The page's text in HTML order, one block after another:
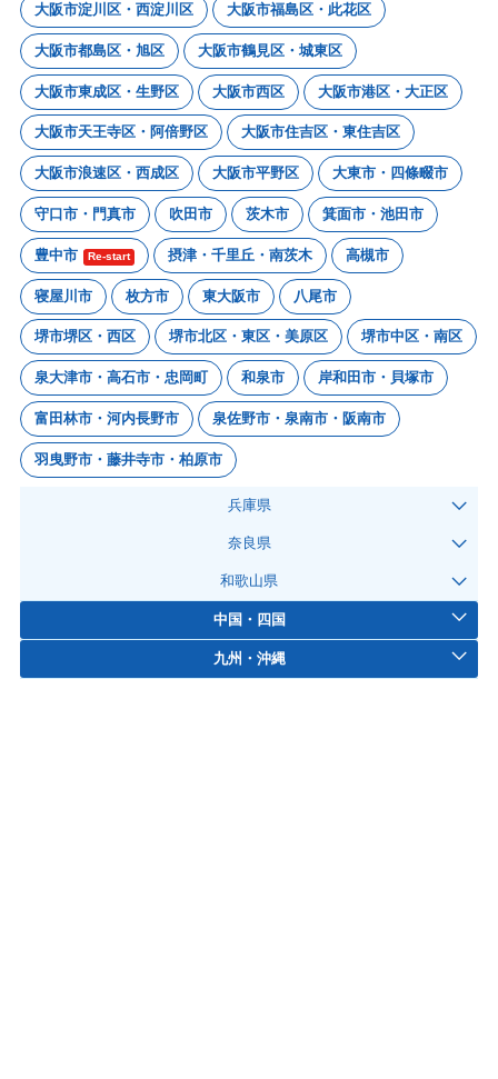
大阪市淀川区・西淀川区 大阪市福島区・此花区
大阪市都島区・旭区 大阪市鶴見区・城東区
大阪市東成区・生野区 大阪市西区 大阪市港区・大正区
大阪市天王寺区・阿倍野区 大阪市住吉区・東住吉区
大阪市浪速区・西成区 大阪市平野区 大東市・四條畷市
守口市・門真市 吹田市 茨木市 箕面市・池田市
豊中市 Re-start 摂津・千里丘・南茨木 高槻市
寝屋川市 枚方市 東大阪市 八尾市
堺市堺区・西区 堺市北区・東区・美原区 堺市中区・南区
泉大津市・高石市・忠岡町 和泉市 岸和田市・貝塚市
富田林市・河内長野市 泉佐野市・泉南市・阪南市
羽曳野市・藤井寺市・柏原市
兵庫県
奈良県
和歌山県
中国・四国
九州・沖縄